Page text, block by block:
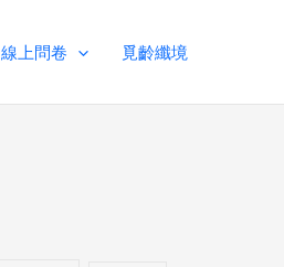
線上問卷 覓齡纖境